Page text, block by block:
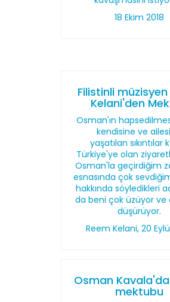
18 Ekim 2018
Filistinli
Kelani'den
Osman'ın
kendisine ve
yaşatılan sıkıntılar
Türkiye'ye olan
Osman'la geçirdiğim
esnasında çok
hakkında söyledikleri
da beni çok üzüyor ve
düşürüyor.
Reem Kelani, 20
Osman
mektubu